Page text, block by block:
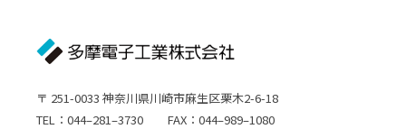
〒 251-0033 神奈川県川崎市麻生区栗木2-6-18
TEL：044–281–3730 FAX：044–989–1080